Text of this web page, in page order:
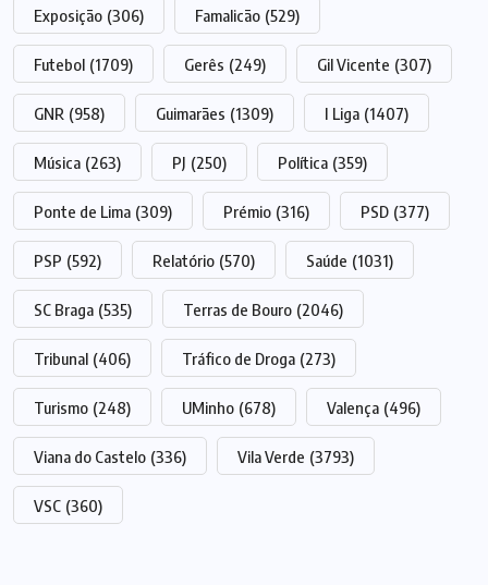
Exposição (306) Famalicão (529)
Futebol (1709) Gerês (249) Gil Vicente (307)
GNR (958) Guimarães (1309) I Liga (1407)
Música (263) PJ (250) Política (359)
Ponte de Lima (309) Prémio (316) PSD (377)
PSP (592) Relatório (570) Saúde (1031)
SC Braga (535) Terras de Bouro (2046)
Tribunal (406) Tráfico de Droga (273)
Turismo (248) UMinho (678) Valença (496)
Viana do Castelo (336) Vila Verde (3793)
VSC (360)